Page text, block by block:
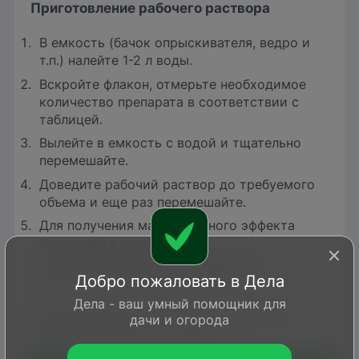
Приготовление рабочего раствора
В емкость (бачок опрыскивателя, ведро и
т.п.) налейте 1-2 л воды.
Вскройте флакон, отмерьте необходимое
количество препарата в соответствии с
таблицей.
Вылейте в емкость с водой и тщательно
перемешайте.
Доведите рабочий раствор до требуемого
объема и еще раз перемешайте.
Для получения максимального эффекта
опрыскайте растения
свежеприготовленным раствором,
равномерно смачивая листья.
Оптимальная температура воздуха во
время обработки – 12-25°С.
Добро пожаловать в Дела
Дела - ваш умный помощник для
дачи и огорода